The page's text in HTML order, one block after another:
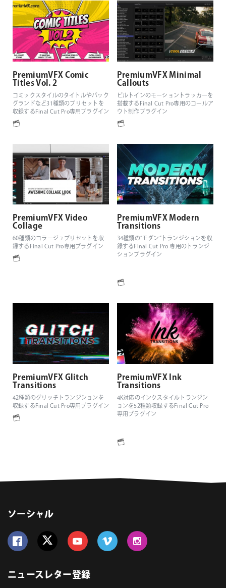
PremiumVFX Comic
Titles Vol. 2
コミックスタイルのタイトルやバック
グランドなど31種類のプリセットを
収録するFinal Cut Pro専用プラグイン
PremiumVFX Minimal
Callouts
ビルトインのモーショントラッカーを
搭載するFinal Cut Pro専用のコールア
ウト制作プラグイン
PremiumVFX Video
Collage
60種類のコラージュプリセットを収
録するFinal Cut Pro専用プラグイン
PremiumVFX Modern
Transitions
34種類の”モダン”トランジションを収
録するFinal Cut Pro 専用のトランジ
ションプラグイン
PremiumVFX Glitch
Transitions
42種類のグリッチトランジションを
収録するFinal Cut Pro専用プラグイン
PremiumVFX Ink
Transitions
4K対応のインクスタイルトランジシ
ョンを52種類収録するFinal Cut Pro
専用プラグイン
ソーシャル
ニュースレター登録